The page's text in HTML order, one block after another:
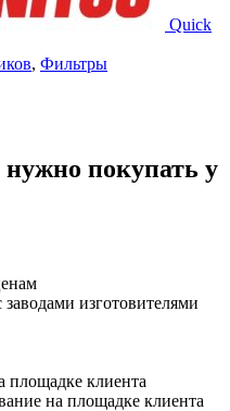
Quick
, Фильтры
покупать у
изготовителями
площадке клиента
на площадке клиента